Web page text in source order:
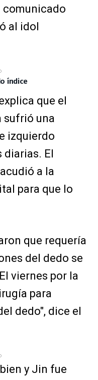
comunicado
al idol
índice
que el
sufrió una
izquierdo
diarias. El
a la
para que lo
que requería
del dedo se
viernes por la
para
dedo", dice el
y Jin fue